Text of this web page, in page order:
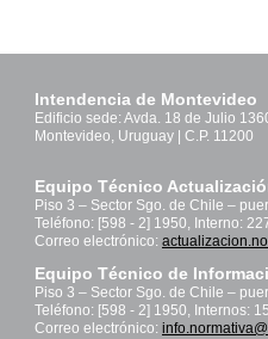
Intendencia de Montevideo
Edificio sede: Avda. 18 de Julio
Montevideo, Uruguay | C.P. 11200
Equipo Técnico
Piso 3 – Sector Sgo. de Chile –
Teléfono: [598 - 2] 1950, Interno:
Correo electrónico:
Equipo Técnico de
Piso 3 – Sector Sgo. de Chile –
Teléfono: [598 - 2] 1950, Internos:
Correo electrónico: